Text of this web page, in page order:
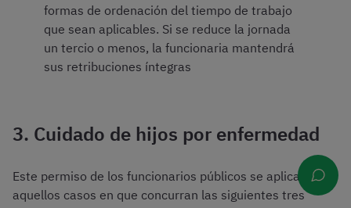
formas de ordenación del tiempo de trabajo
que sean aplicables. Si se reduce la jornada
un tercio o menos, la funcionaria mantendrá
sus retribuciones íntegras
3. Cuidado de hijos por enfermedad
Este permiso de los funcionarios públicos se aplica a
aquellos casos en que concurran las siguientes tres